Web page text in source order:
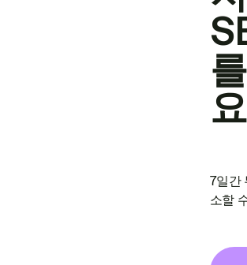
요
7일간
소할